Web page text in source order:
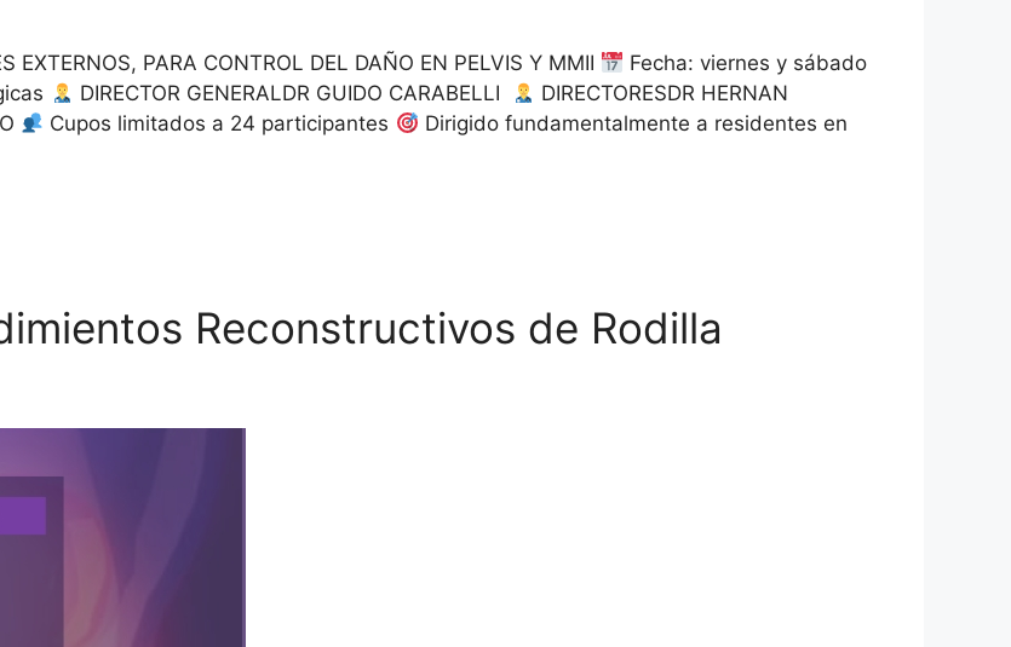
EXTERNOS, PARA CONTROL DEL DAÑO EN PELVIS Y MMII
Fecha: viernes y sábado
DIRECTOR GENERALDR GUIDO CARABELLI
DIRECTORESDR HERNAN
Cupos limitados a 24 participantes
Dirigido fundamentalmente a residentes en
Reconstructivos de Rodilla